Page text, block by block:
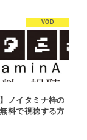
VOD
ノイタミナ枠の
料で視聴する方